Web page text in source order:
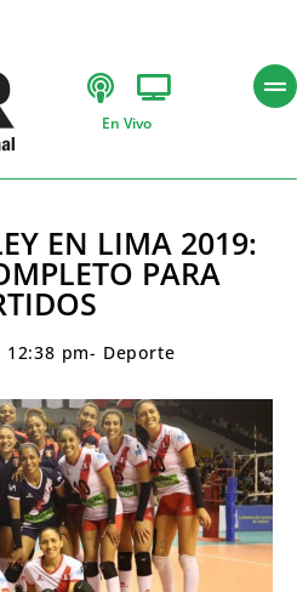
En Vivo
EN LIMA 2019:
PARA
12:38 pm- Deporte